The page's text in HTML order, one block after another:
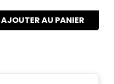
AJOUTER AU PANIER